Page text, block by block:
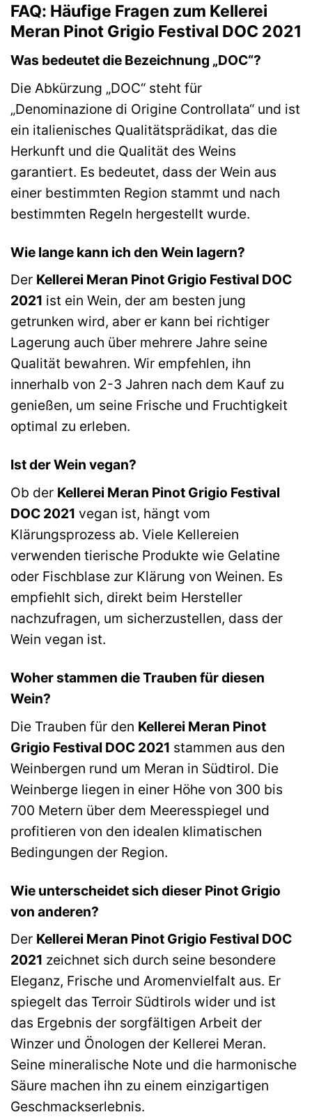
FAQ: Häufige Fragen zum Kellerei
Meran Pinot Grigio Festival DOC 2021
Was bedeutet die Bezeichnung „DOC“?
Die Abkürzung „DOC“ steht für
„Denominazione di Origine Controllata“ und ist
ein italienisches Qualitätsprädikat, das die
Herkunft und die Qualität des Weins
garantiert. Es bedeutet, dass der Wein aus
einer bestimmten Region stammt und nach
bestimmten Regeln hergestellt wurde.
Wie lange kann ich den Wein lagern?
Der Kellerei Meran Pinot Grigio Festival DOC
2021 ist ein Wein, der am besten jung
getrunken wird, aber er kann bei richtiger
Lagerung auch über mehrere Jahre seine
Qualität bewahren. Wir empfehlen, ihn
innerhalb von 2-3 Jahren nach dem Kauf zu
genießen, um seine Frische und Fruchtigkeit
optimal zu erleben.
Ist der Wein vegan?
Ob der Kellerei Meran Pinot Grigio Festival
DOC 2021 vegan ist, hängt vom
Klärungsprozess ab. Viele Kellereien
verwenden tierische Produkte wie Gelatine
oder Fischblase zur Klärung von Weinen. Es
empfiehlt sich, direkt beim Hersteller
nachzufragen, um sicherzustellen, dass der
Wein vegan ist.
Woher stammen die Trauben für diesen
Wein?
Die Trauben für den Kellerei Meran Pinot
Grigio Festival DOC 2021 stammen aus den
Weinbergen rund um Meran in Südtirol. Die
Weinberge liegen in einer Höhe von 300 bis
700 Metern über dem Meeresspiegel und
profitieren von den idealen klimatischen
Bedingungen der Region.
Wie unterscheidet sich dieser Pinot Grigio
von anderen?
Der Kellerei Meran Pinot Grigio Festival DOC
2021 zeichnet sich durch seine besondere
Eleganz, Frische und Aromenvielfalt aus. Er
spiegelt das Terroir Südtirols wider und ist
das Ergebnis der sorgfältigen Arbeit der
Winzer und Önologen der Kellerei Meran.
Seine mineralische Note und die harmonische
Säure machen ihn zu einem einzigartigen
Geschmackserlebnis.